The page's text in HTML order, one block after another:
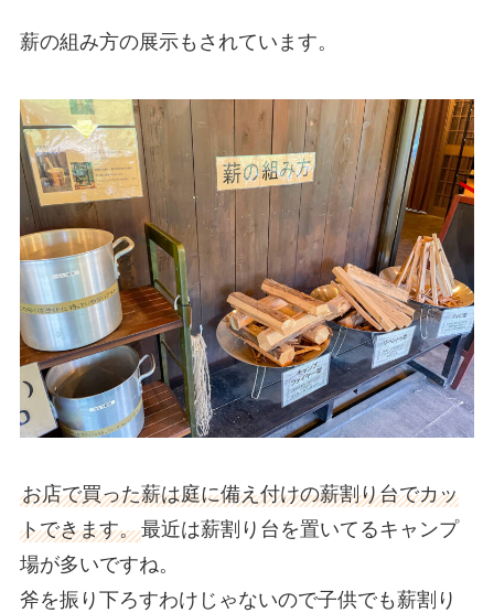
薪の組み方の展示もされています。
お店で買った薪は庭に備え付けの薪割り台でカッ
トできます。最近は薪割り台を置いてるキャンプ
場が多いですね。
斧を振り下ろすわけじゃないので子供でも薪割り